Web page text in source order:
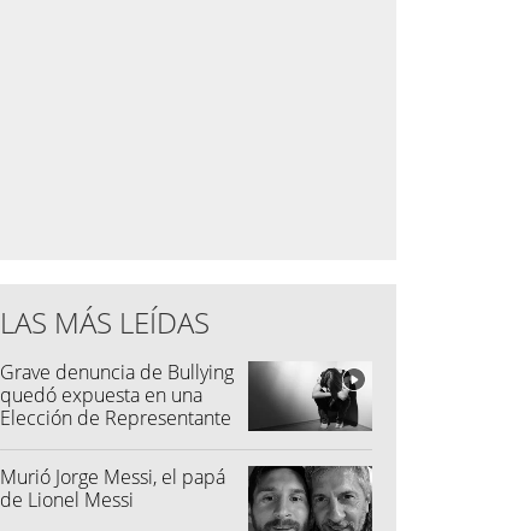
LAS MÁS LEÍDAS
Grave denuncia de Bullying
quedó expuesta en una
Elección de Representante
Murió Jorge Messi, el papá
de Lionel Messi